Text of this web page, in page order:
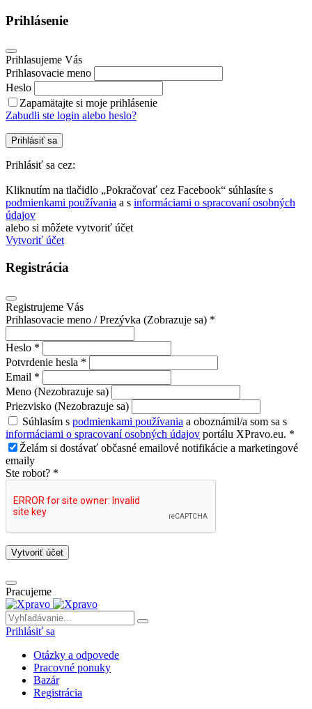
Prihlásenie
Prihlasujeme Vás
Prihlasovacie meno
Heslo
Zapamätajte si moje prihlásenie
Zabudli ste login alebo heslo?
Prihlásiť sa
Prihlásiť sa cez:
Kliknutím na tlačidlo „Pokračovať cez Facebook“ súhlasíte s
podmienkami používania a s informáciami o spracovaní osobných
údajov
alebo si môžete vytvoriť účet
Vytvoriť účet
Registrácia
Registrujeme Vás
Prihlasovacie meno / Prezývka (Zobrazuje sa) *
Heslo *
Potvrdenie hesla *
Email *
Meno (Nezobrazuje sa)
Priezvisko (Nezobrazuje sa)
Súhlasím s podmienkami používania a oboznámil/a som sa s
informáciami o spracovaní osobných údajov portálu XPravo.eu. *
Želám si dostávať občasné emailové notifikácie a marketingové
emaily
Ste robot? *
Vytvoriť účet
Pracujeme
Prihlásiť sa
Otázky a odpovede
Pracovné ponuky
Bazár
Registrácia